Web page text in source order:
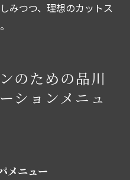
みつつ、理想のカットス
のための品川
ションメニュ
メニュー